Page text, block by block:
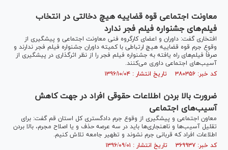
معاونت اجتماعی قوه قضاییه هیچ دخالتی در انتخاب
فیلم‌های جشنواره فیلم فجر ندارد
افتخاری گفت: داوران و اعضای کارگروه فنی معاونت اجتماعی و پیشگیری از
وقوع جرم قوه قضاییه هیچ ارتباطی با کمیته داوران جشنواره فیلم فجر ندارند و
صرفاً فیلم‌های راه یافته به جشنواره فیلم فجر را از نظر اثرگذاری در پیشگیری از
آسیب‌های اجتماعی داوری می‌کنند.
کد خبر: ۳۸۰۳۵۶ تاریخ انتشار : ۱۳۹۶/۱۰/۰۴
ضرورت بالا بردن اطلاعات حقوقی افراد در جهت کاهش
آسیب‌های اجتماعی
معاون اجتماعی و پیشگیری از وقوع جرم دادگستری کل استان قم گفت: برای
تقلیل آسیب‌ها و ناهنجاری‌ها باید در سه عرصه حذف و یا اصلاح مجرم، بالا بردن
اطلاعات افراد که قربانی جرم نشوند و تطهیر جامعه تلاش کنیم.
کد خبر: ۳۶۹۹۳۷ تاریخ انتشار : ۱۳۹۶/۰۹/۰۱